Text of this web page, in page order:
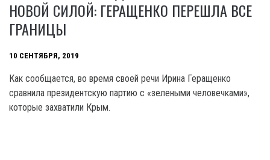
НОВОЙ СИЛОЙ: ГЕРАЩЕНКО ПЕРЕШЛА ВСЕ
ГРАНИЦЫ
10 СЕНТЯБРЯ, 2019
Как сообщается, во время своей речи Ирина Геращенко
сравнила президентскую партию с «зелеными человечками»,
которые захватили Крым.